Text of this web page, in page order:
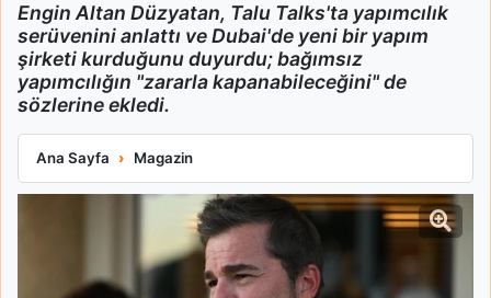
Engin Altan Düzyatan, Talu Talks'ta yapımcılık
serüvenini anlattı ve Dubai'de yeni bir yapım
şirketi kurduğunu duyurdu; bağımsız
yapımcılığın "zararla kapanabileceğini" de
sözlerine ekledi.
Ana Sayfa Magazin
Engin Altan Düzyatan Dubai'de Yapım Şirketi Kurdu